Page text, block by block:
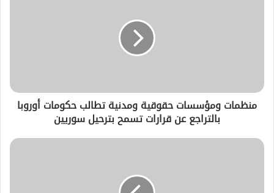
منظمات ومؤسسات حقوقية ومدنية تطالب حكومات أوروبا
بالتراجع عن قرارات تسمح بترحيل سوريين